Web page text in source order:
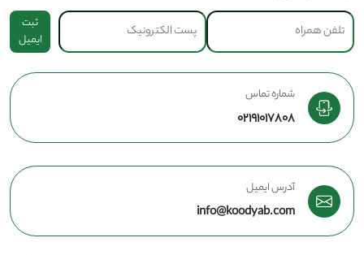
ثبت
ایمیل
شماره تماس
02191017808
آدرس ایمیل
info@koodyab.com